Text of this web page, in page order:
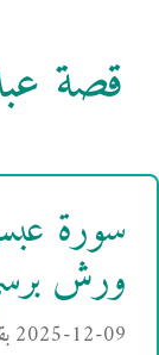
قصة
سورة
ورش
2025-12-09